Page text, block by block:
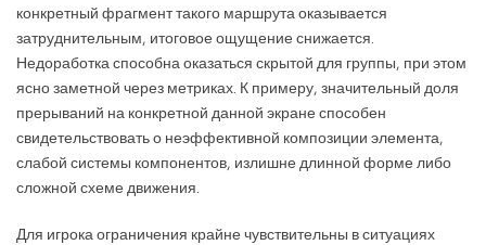
конкретный фрагмент такого маршрута оказывается
затруднительным, итоговое ощущение снижается.
Недоработка способна оказаться скрытой для группы, при этом
ясно заметной через метриках. К примеру, значительный доля
прерываний на конкретной данной экране способен
свидетельствовать о неэффективной композиции элемента,
слабой системы компонентов, излишне длинной форме либо
сложной схеме движения.
Для игрока ограничения крайне чувствительны в ситуациях